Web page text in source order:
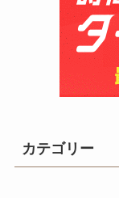
カテゴリー